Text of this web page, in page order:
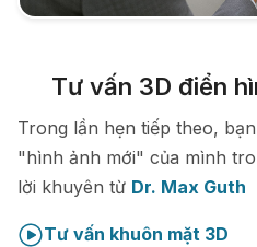
Tư vấn 3D điển
Trong lần hẹn tiếp theo,
"hình ảnh mới" của mình
lời khuyên từ Dr. Max Guth
Tư vấn khuôn mặt 3D